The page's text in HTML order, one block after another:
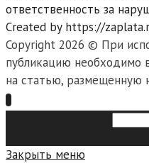
ответственность за
Created by https://
Copyright 2026 © При
публикацию необходимо
на статью, размещенную
Закрыть меню